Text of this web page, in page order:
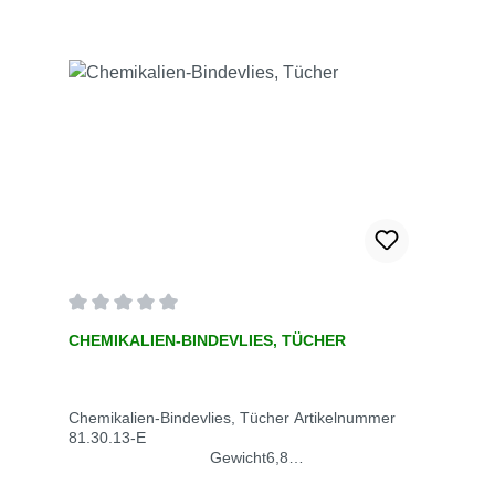
sich für Öle, Kühl-, Schmier- und Lösungsmittel
und anderen wasserbasierenden Flüssigkeiten.
Durchschnittliche Bewertung von 0 von 5 Sternen
CHEMIKALIEN-BINDEVLIES, TÜCHER
Chemikalien-Bindevlies, Tücher Artikelnummer
81.30.13-E